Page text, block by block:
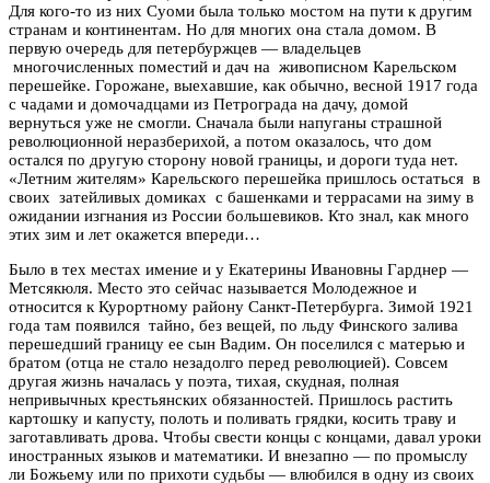
Для кого-то из них Суоми была только мостом на пути к другим
странам и континентам. Но для многих она стала домом. В
первую очередь для петербуржцев — владельцев
многочисленных поместий и дач на живописном Карельском
перешейке. Горожане, выехавшие, как обычно, весной 1917 года
с чадами и домочадцами из Петрограда на дачу, домой
вернуться уже не смогли. Сначала были напуганы страшной
революционной неразберихой, а потом оказалось, что дом
остался по другую сторону новой границы, и дороги туда нет.
«Летним жителям» Карельского перешейка пришлось остаться в
своих затейливых домиках с башенками и террасами на зиму в
ожидании изгнания из России большевиков. Кто знал, как много
этих зим и лет окажется впереди…
Было в тех местах имение и у Екатерины Ивановны Гарднер —
Метсякюля. Место это сейчас называется Молодежное и
относится к Курортному району Санкт-Петербурга. Зимой 1921
года там появился тайно, без вещей, по льду Финского залива
перешедший границу ее сын Вадим. Он поселился с матерью и
братом (отца не стало незадолго перед революцией). Совсем
другая жизнь началась у поэта, тихая, скудная, полная
непривычных крестьянских обязанностей. Пришлось растить
картошку и капусту, полоть и поливать грядки, косить траву и
заготавливать дрова. Чтобы свести концы с концами, давал уроки
иностранных языков и математики. И внезапно — по промыслу
ли Божьему или по прихоти судьбы — влюбился в одну из своих